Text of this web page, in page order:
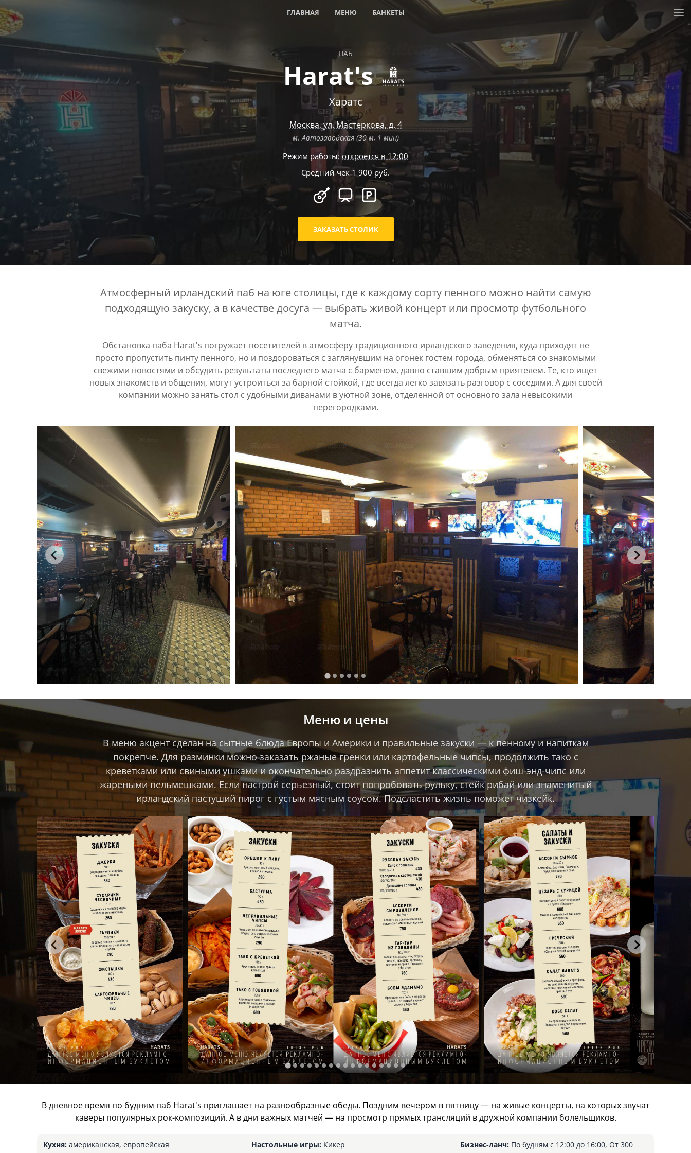
ГЛАВНАЯ МЕНЮ БАНКЕТЫ
ПАБ
Harat's
Харатс
Москва,ул. Мастеркова, д. 4
м. Автозаводская (30 м, 1 мин)
Режим работы: откроется в 12:00
Средний чек 1 900 руб.
ЗАКАЗАТЬ СТОЛИК
Атмосферный ирландский паб на юге столицы, где к каждому сорту пенного можно найти самую
подходящую закуску, а в качестве досуга — выбрать живой концерт или просмотр футбольного
матча.
Обстановка паба Harat's погружает посетителей в атмосферу традиционного ирландского заведения, куда приходят не
просто пропустить пинту пенного, но и поздороваться с заглянувшим на огонек гостем города, обменяться со знакомыми
свежими новостями и обсудить результаты последнего матча с барменом, давно ставшим добрым приятелем. Те, кто ищет
новых знакомств и общения, могут устроиться за барной стойкой, где всегда легко завязать разговор с соседями. А для своей
компании можно занять стол с удобными диванами в уютной зоне, отделенной от основного зала невысокими
перегородками.
Меню и цены
В меню акцент сделан на сытные блюда Европы и Америки и правильные закуски — к пенному и напиткам
покрепче. Для разминки можно заказать ржаные гренки или картофельные чипсы, продолжить тако с
креветками или свиными ушками и окончательно раздразнить аппетит классическими фиш-энд-чипс или
жареными пельмешками. Если настрой серьезный, стоит попробовать рульку, стейк рибай или знаменитый
ирландский пастуший пирог с густым мясным соусом. Подсластить жизнь поможет чизкейк.
В дневное время по будням паб Harat's приглашает на разнообразные обеды. Поздним вечером в пятницу — на живые концерты, на которых звучат
каверы популярных рок-композиций. А в дни важных матчей — на просмотр прямых трансляций в дружной компании болельщиков.
Кухня: американская, европейская Настольные игры: Кикер Бизнес-ланч:По будням с 12:00 до 16:00, От 300